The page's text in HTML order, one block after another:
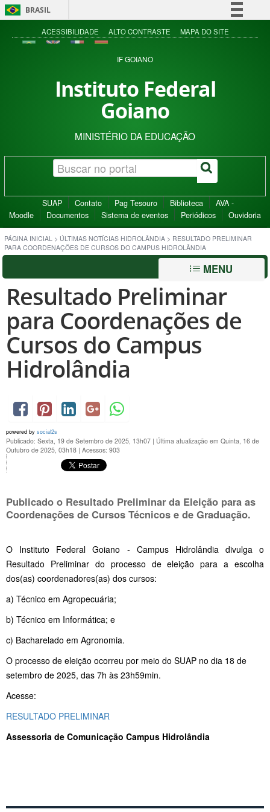
BRASIL
Simplifique!
Acesso à informação
ACESSIBILIDADE ALTO CONTRASTE MAPA DO SITE
IF GOIANO
Instituto Federal
Goiano
MINISTÉRIO DA EDUCAÇÃO
SUAP Contato Pag Tesouro Biblioteca
AVA -
Moodle
Documentos Sistema de eventos Periódicos Ouvidoria
PÁGINA INICIAL > ÚLTIMAS NOTÍCIAS HIDROLÂNDIA > RESULTADO PRELIMINAR
PARA COORDENAÇÕES DE CURSOS DO CAMPUS HIDROLÂNDIA
MENU
Resultado Preliminar
para Coordenações de
Cursos do Campus
Hidrolândia
powered by social2s
Publicado: Sexta, 19 de Setembro de 2025, 13h07 | Última atualização em Quinta, 16 de
Outubro de 2025, 03h18 | Acessos: 903
Publicado o Resultado Preliminar da Eleição para as
Coordenações de Cursos Técnicos e de Graduação.
O Instituto Federal Goiano - Campus Hidrolândia divulga o
Resultado Preliminar do processo de eleição para a escolha
dos(as) coordenadores(as) dos cursos:
a) Técnico em Agropecuária;
b) Técnico em Informática; e
c) Bacharelado em Agronomia.
O processo de eleição ocorreu por meio do SUAP no dia 18 de
setembro de 2025, das 7h às 23h59min.
Acesse:
RESULTADO PRELIMINAR
Assessoria de Comunicação Campus Hidrolândia